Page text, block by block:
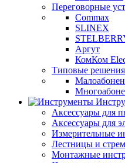
Переговорные
Commax
SLINEX
Аргут
КомКом
Типовые
Аксессуары для
Аксессуары для
Измерительные
Лестницы и
Монтажные